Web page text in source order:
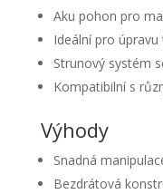
Aku pohon pro
Ideální pro
Strunový systém
Kompatibilní s
Výhody
Snadná
Bezdrátová